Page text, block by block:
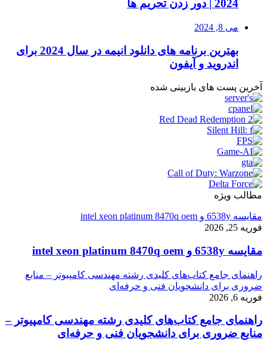
2024 | دور زدن تحریم ها
می 8, 2024
بهترین برنامه های دانلود انیمه در سال 2024 برای
اندروید و آیفون
آخرین پست های بازبینی شده
مطالب ویژه
مقایسه 6538y و intel xeon platinum 8470q oem
فوریه 25, 2026
مقایسه 6538y و intel xeon platinum 8470q oem
راهنمای جامع کتاب‌های کلیدی رشته مهندسی کامپیوتر – منابع
ضروری برای دانشجویان فنی و حرفه‌ای
فوریه 6, 2026
راهنمای جامع کتاب‌های کلیدی رشته مهندسی کامپیوتر –
منابع ضروری برای دانشجویان فنی و حرفه‌ای